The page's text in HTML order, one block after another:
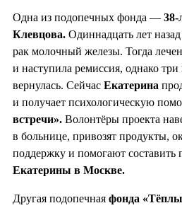
Одна из подопечных фонда — 38-
Клевцова. Одиннадцать лет
рак молочный железы. Тогда
и наступила ремиссия, однако три
вернулась. Сейчас Екатерина
и получает психологическую
встречи». Волонтёры проекта
в больнице, привозят продукты,
поддержку и помогают составить
Екатерины в Москве.
Другая подопечная фонда